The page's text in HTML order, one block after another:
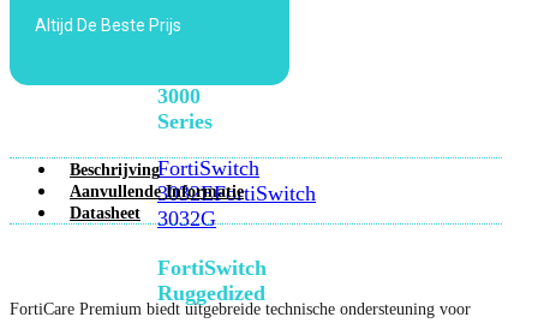
B2F
3000
Series
FortiSwitch
3032EFortiSwitch
3032G
FortiSwitch
Ruggedized
Altijd De Beste Prijs
Beschrijving
Aanvullende Informatie
Datasheet
FortiCare Premium biedt uitgebreide technische ondersteuning voor